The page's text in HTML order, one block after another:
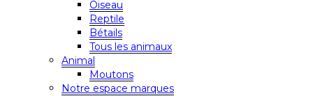
Oiseau
Reptile
Bétails
Tous les animaux
Animal
Moutons
Notre espace marques